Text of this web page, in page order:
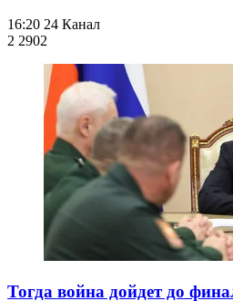
16:20 24 Канал
2 2902
Тогда война дойдет до